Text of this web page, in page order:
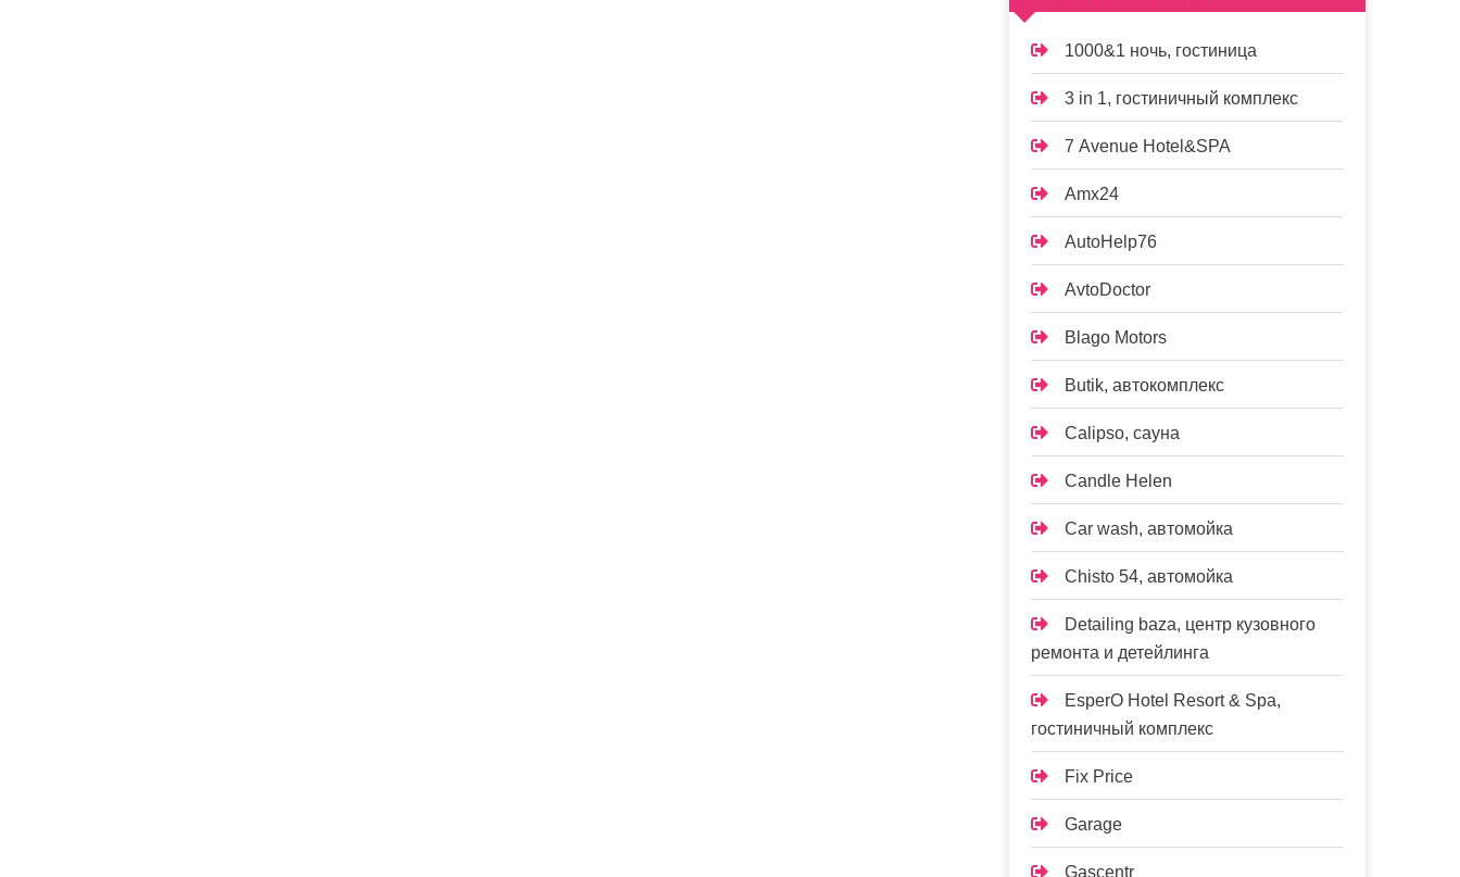
1000&1 ночь, гостиница
3 in 1, гостиничный комплекс
7 Avenue Hotel&SPA
Amx24
AutoHelp76
AvtoDoctor
Blago Motors
Butik, автокомплекс
Calipso, сауна
Candle Helen
Car wash, автомойка
Chisto 54, автомойка
Detailing baza, центр кузовного
ремонта и детейлинга
EsperO Hotel Resort & Spa,
гостиничный комплекс
Fix Price
Garage
Gascentr